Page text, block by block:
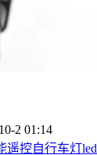
2 01:14
遥控自行车灯led